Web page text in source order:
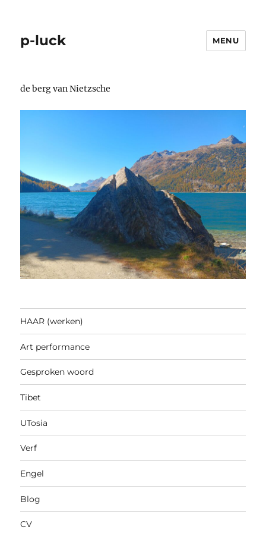
p-luck MENU
de berg van Nietzsche
HAAR (werken)
Art performance
Gesproken woord
Tibet
UTosia
Verf
Engel
Blog
CV